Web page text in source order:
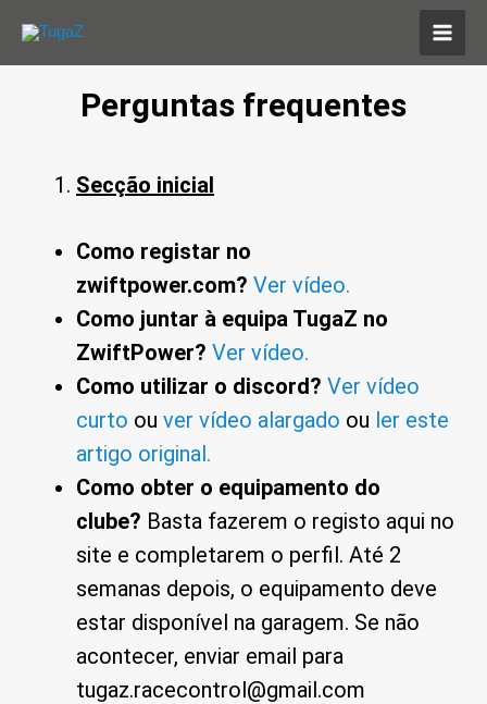
content
Perguntas frequentes
Secção inicial
Como registar no
zwiftpower.com? Ver vídeo.
Como juntar à equipa TugaZ no
ZwiftPower? Ver vídeo.
Como utilizar o discord? Ver vídeo
curto ou ver vídeo alargado ou ler este
artigo original.
Como obter o equipamento do
clube? Basta fazerem o registo aqui no
site e completarem o perfil. Até 2
semanas depois, o equipamento deve
estar disponível na garagem. Se não
acontecer, enviar email para
tugaz.racecontrol@gmail.com